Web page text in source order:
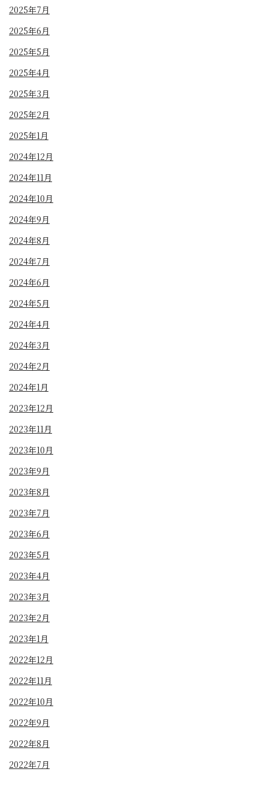
2025年7月
2025年6月
2025年5月
2025年4月
2025年3月
2025年2月
2025年1月
2024年12月
2024年11月
2024年10月
2024年9月
2024年8月
2024年7月
2024年6月
2024年5月
2024年4月
2024年3月
2024年2月
2024年1月
2023年12月
2023年11月
2023年10月
2023年9月
2023年8月
2023年7月
2023年6月
2023年5月
2023年4月
2023年3月
2023年2月
2023年1月
2022年12月
2022年11月
2022年10月
2022年9月
2022年8月
2022年7月